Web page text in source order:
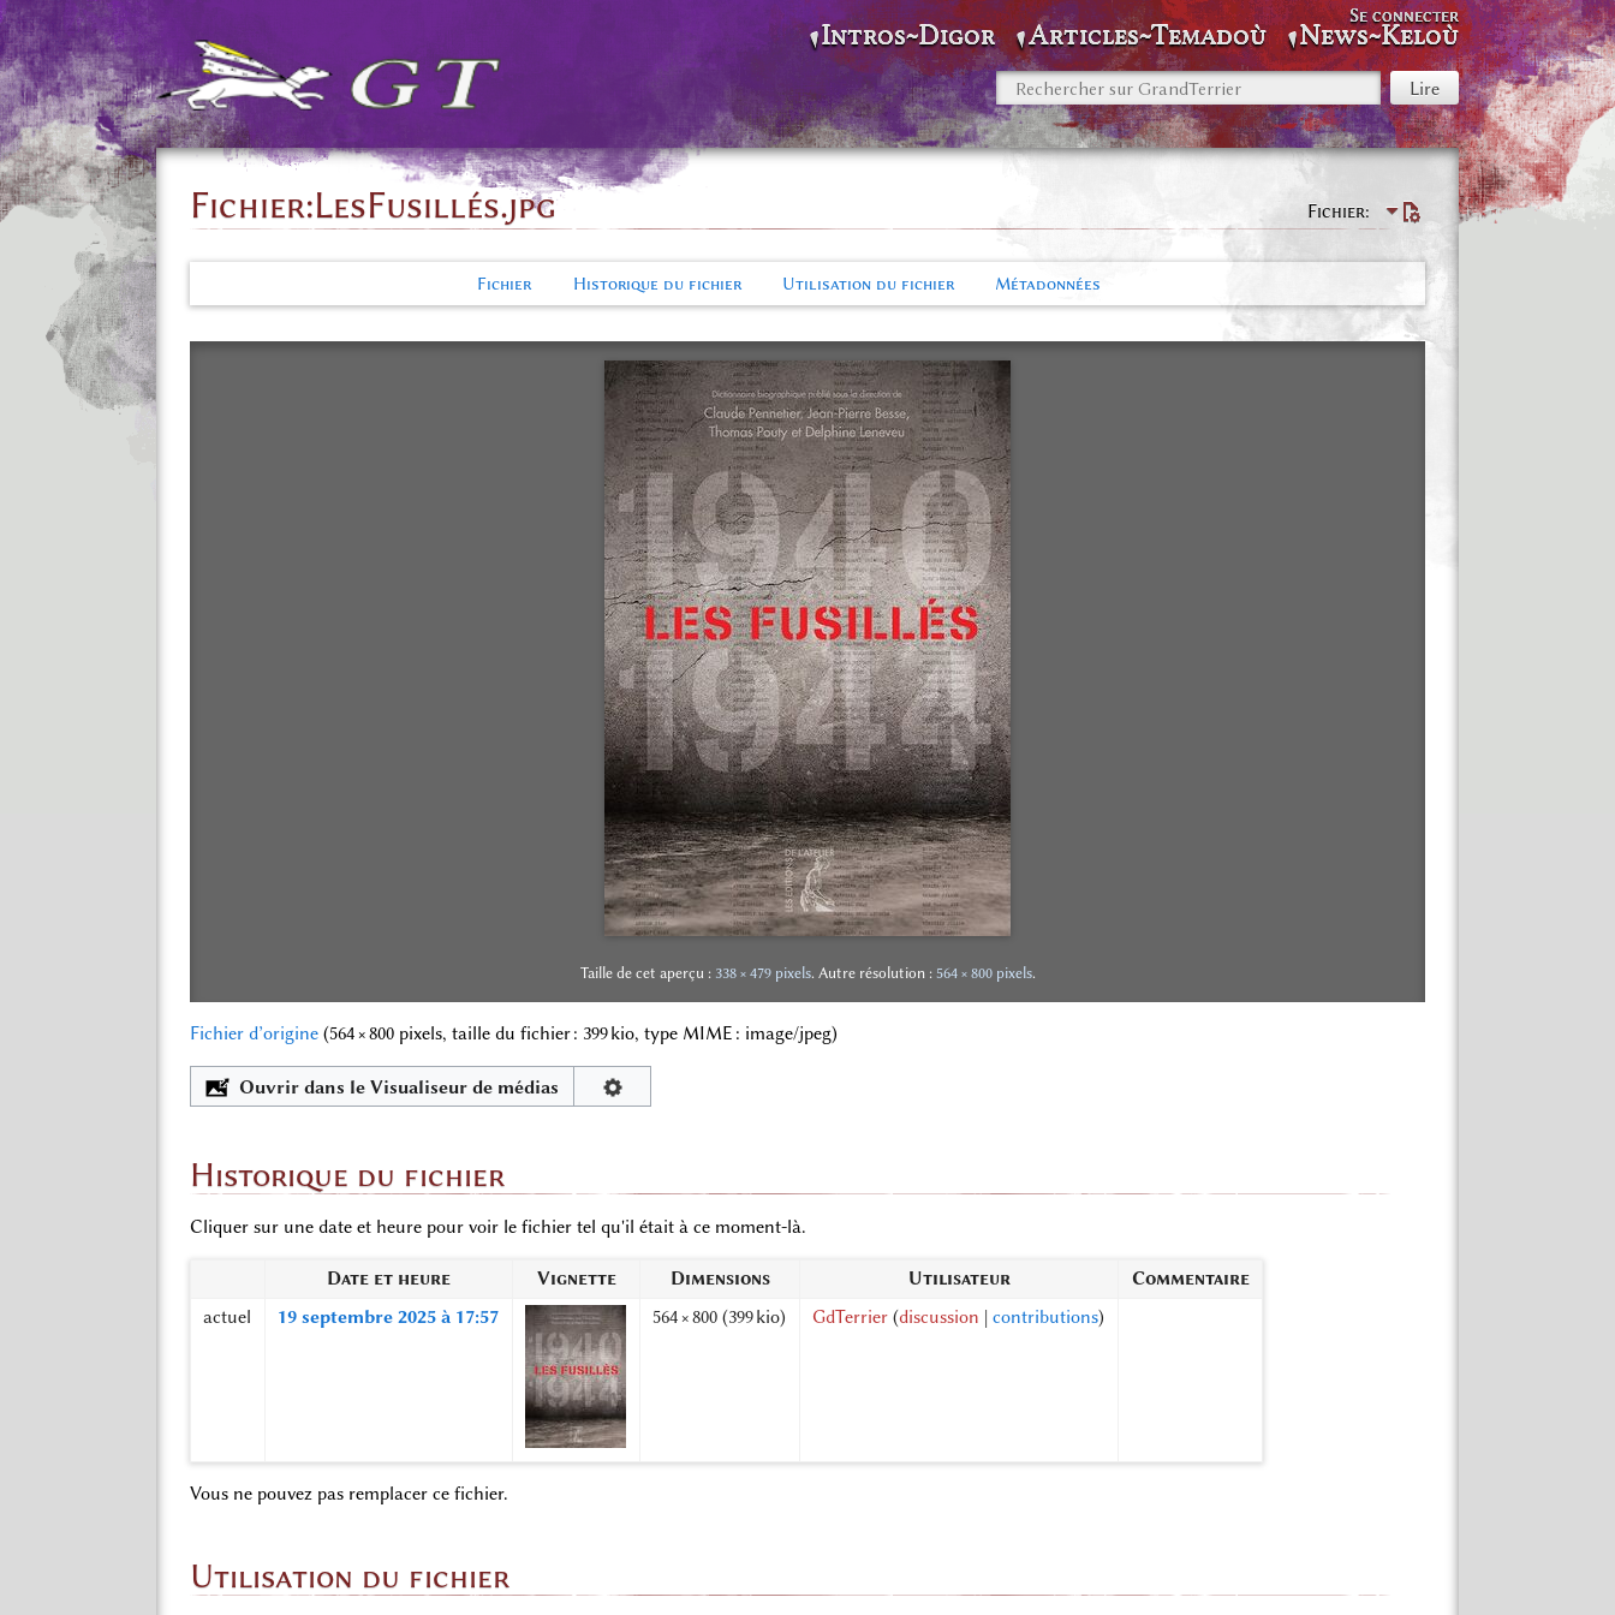
Intros~Digor Articles~Temadoù News~Keloù
Se connecter
Fichier
Fichier:LesFusillés.jpg
Fichier Historique du fichier Utilisation du fichier Métadonnées
Taille de cet aperçu : 338 × 479 pixels. Autre résolution : 564 × 800 pixels.
Fichier d’origine (564 × 800 pixels, taille du fichier : 399 kio, type MIME : image/jpeg)
Ouvrir dans le Visualiseur de médias
Historique du fichier
Cliquer sur une date et heure pour voir le fichier tel qu'il était à ce moment-là.
Date et heure Vignette Dimensions Utilisateur
Commentaire
actuel
19 septembre 2025 à 17:57 564 × 800(399 kio) GdTerrier (discussion |contributions)
Vous ne pouvez pas remplacer ce fichier.
Utilisation du fichier